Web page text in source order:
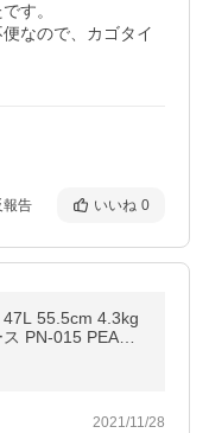
す。
なので、カゴタイ
報告 いいね 0
55.5cm 4.3kg
PN-015 PEANU
ク搭載 拡張 フ
2021/11/28